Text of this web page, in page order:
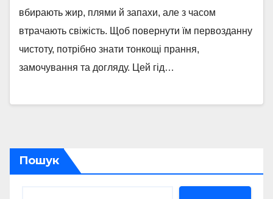
вбирають жир, плями й запахи, але з часом
втрачають свіжість. Щоб повернути їм первозданну
чистоту, потрібно знати тонкощі прання,
замочування та догляду. Цей гід…
Пошук